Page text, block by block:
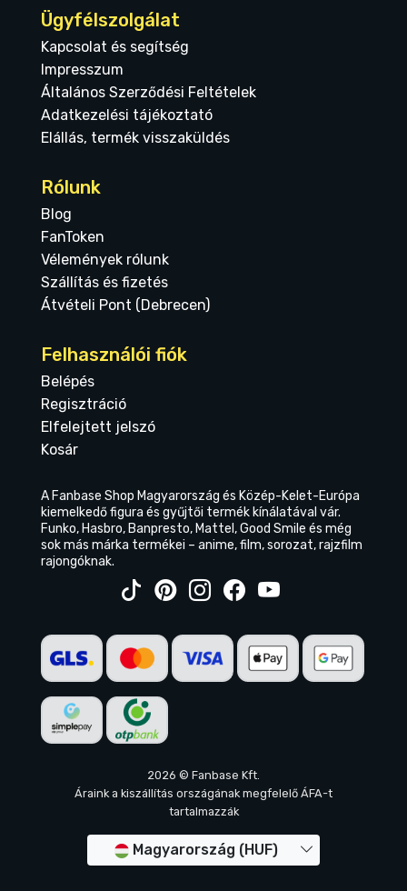
Ügyfélszolgálat
Kapcsolat és segítség
Impresszum
Általános Szerződési Feltételek
Adatkezelési tájékoztató
Elállás, termék visszaküldés
Rólunk
Blog
FanToken
Vélemények rólunk
Szállítás és fizetés
Átvételi Pont (Debrecen)
Felhasználói fiók
Belépés
Regisztráció
Elfelejtett jelszó
Kosár
A Fanbase Shop Magyarország és Közép-Kelet-Európa
kiemelkedő figura és gyűjtői termék kínálatával vár.
Funko, Hasbro, Banpresto, Mattel, Good Smile és még
sok más márka termékei – anime, film, sorozat, rajzfilm
rajongóknak.
2026 © Fanbase Kft.
Áraink a kiszállítás országának megfelelő ÁFA-t
tartalmazzák
Magyarország (HUF)